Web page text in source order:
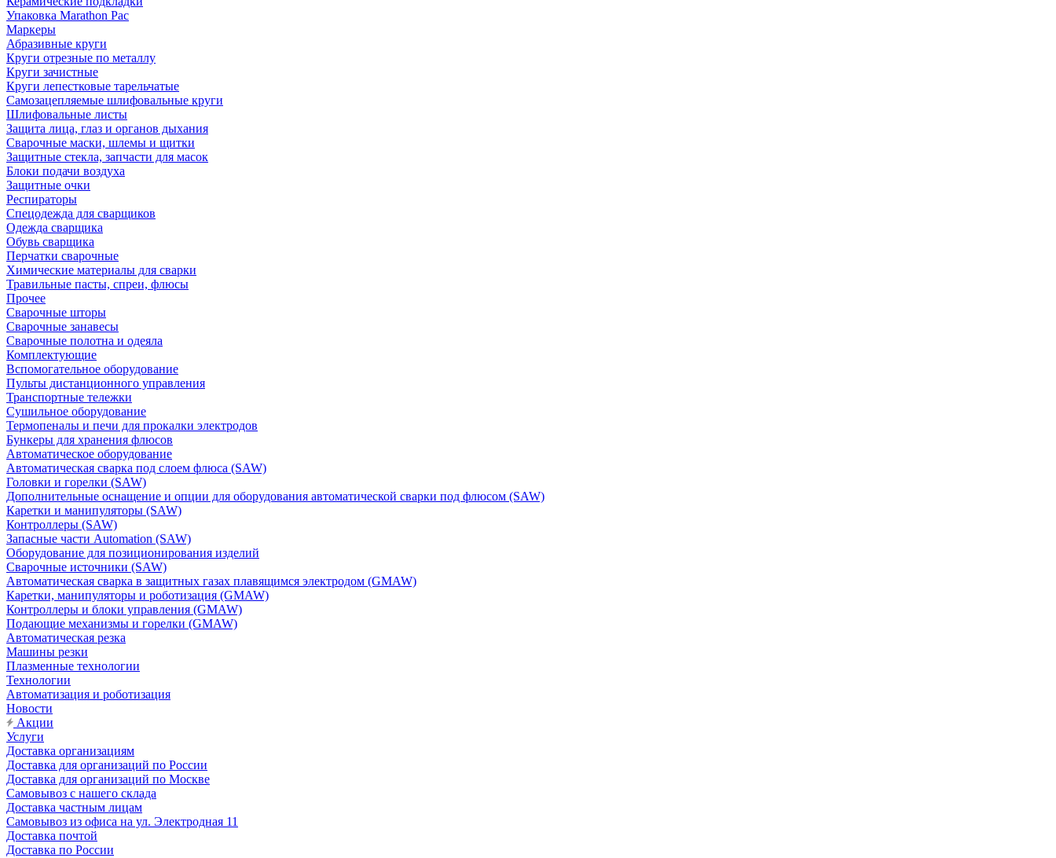
Упаковка Marathon Pac
Маркеры
Абразивные круги
Круги отрезные по металлу
Круги зачистные
Круги лепестковые тарельчатые
Самозацепляемые шлифовальные круги
Шлифовальные листы
Защита лица, глаз и органов дыхания
Сварочные маски, шлемы и щитки
Защитные стекла, запчасти для масок
Блоки подачи воздуха
Защитные очки
Респираторы
Спецодежда для сварщиков
Одежда сварщика
Обувь сварщика
Перчатки сварочные
Химические материалы для сварки
Травильные пасты, спреи, флюсы
Прочее
Сварочные шторы
Сварочные занавесы
Сварочные полотна и одеяла
Комплектующие
Вспомогательное оборудование
Пульты дистанционного управления
Транспортные тележки
Сушильное оборудование
Термопеналы и печи для прокалки электродов
Бункеры для хранения флюсов
Автоматическое оборудование
Автоматическая сварка под слоем флюса (SAW)
Головки и горелки (SAW)
Дополнительные оснащение и опции для оборудования автоматической сварки под флюсом (SAW)
Каретки и манипуляторы (SAW)
Контроллеры (SAW)
Запасные части Automation (SAW)
Оборудование для позиционирования изделий
Сварочные источники (SAW)
Автоматическая сварка в защитных газах плавящимся электродом (GMAW)
Каретки, манипуляторы и роботизация (GMAW)
Контроллеры и блоки управления (GMAW)
Подающие механизмы и горелки (GMAW)
Автоматическая резка
Машины резки
Плазменные технологии
Технологии
Автоматизация и роботизация
Новости
Акции
Услуги
Доставка организациям
Доставка для организаций по России
Доставка для организаций по Москве
Самовывоз с нашего склада
Доставка частным лицам
Самовывоз из офиса на ул. Электродная 11
Доставка почтой
Доставка по России